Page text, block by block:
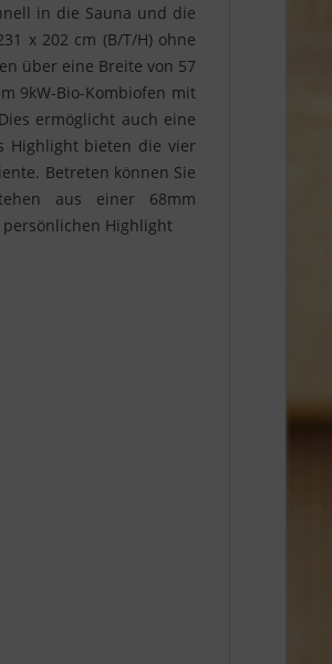
in die Sauna und die
x 202 cm (B/T/H) ohne
über eine Breite von 57
9kW-Bio-Kombiofen mit
ermöglicht auch eine
Highlight bieten die vier
Betreten können Sie
aus einer 68mm
Highlight